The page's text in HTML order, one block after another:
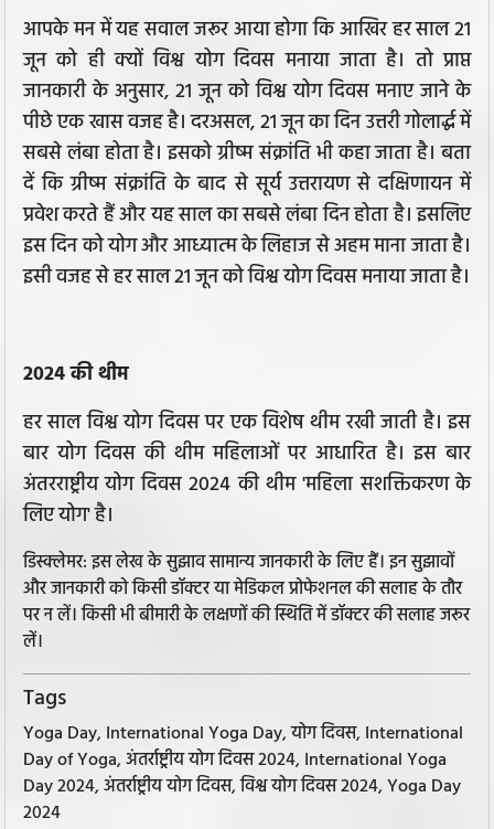
आपके मन में यह सवाल जरूर आया होगा कि आखिर हर साल 21
जून को ही क्यों विश्व योग दिवस मनाया जाता है। तो प्राप्त
जानकारी के अनुसार, 21 जून को विश्व योग दिवस मनाए जाने के
पीछे एक खास वजह है। दरअसल, 21 जून का दिन उत्तरी गोलार्द्ध में
सबसे लंबा होता है। इसको ग्रीष्म संक्रांति भी कहा जाता है। बता
दें कि ग्रीष्म संक्रांति के बाद से सूर्य उत्तरायण से दक्षिणायन में
प्रवेश करते हैं और यह साल का सबसे लंबा दिन होता है। इसलिए
इस दिन को योग और आध्यात्म के लिहाज से अहम माना जाता है।
इसी वजह से हर साल 21 जून को विश्व योग दिवस मनाया जाता है।
2024 की थीम
हर साल विश्व योग दिवस पर एक विशेष थीम रखी जाती है। इस
बार योग दिवस की थीम महिलाओं पर आधारित है। इस बार
अंतरराष्ट्रीय योग दिवस 2024 की थीम 'महिला सशक्तिकरण के
लिए योग' है।
डिस्क्लेमर: इस लेख के सुझाव सामान्य जानकारी के लिए हैं। इन सुझावों
और जानकारी को किसी डॉक्टर या मेडिकल प्रोफेशनल की सलाह के तौर
पर न लें। किसी भी बीमारी के लक्षणों की स्थिति में डॉक्टर की सलाह जरूर
लें।
Tags
Yoga Day, International Yoga Day, योग दिवस, International
Day of Yoga, अंतर्राष्ट्रीय योग दिवस 2024, International Yoga
Day 2024, अंतर्राष्ट्रीय योग दिवस, विश्व योग दिवस 2024, Yoga Day
2024